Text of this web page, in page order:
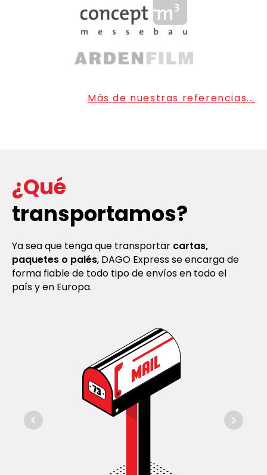
Más de nuestras referencias...
¿Qué
transportamos?
Ya sea que tenga que transportar cartas,
paquetes o palés, DAGO Express se encarga de
forma fiable de todo tipo de envíos en todo el
país y en Europa.